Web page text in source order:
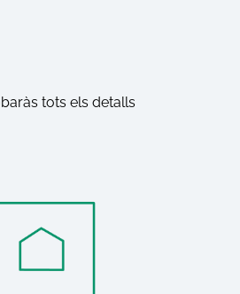
tots els detalls